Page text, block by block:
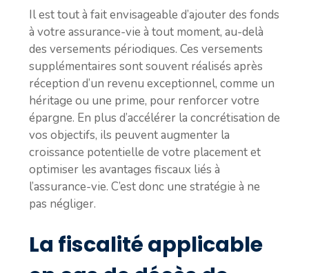
Il est tout à fait envisageable d’ajouter des fonds
à votre assurance-vie à tout moment, au-delà
des versements périodiques. Ces versements
supplémentaires sont souvent réalisés après
réception d’un revenu exceptionnel, comme un
héritage ou une prime, pour renforcer votre
épargne. En plus d’accélérer la concrétisation de
vos objectifs, ils peuvent augmenter la
croissance potentielle de votre placement et
optimiser les avantages fiscaux liés à
l’assurance-vie. C’est donc une stratégie à ne
pas négliger.
La fiscalité applicable